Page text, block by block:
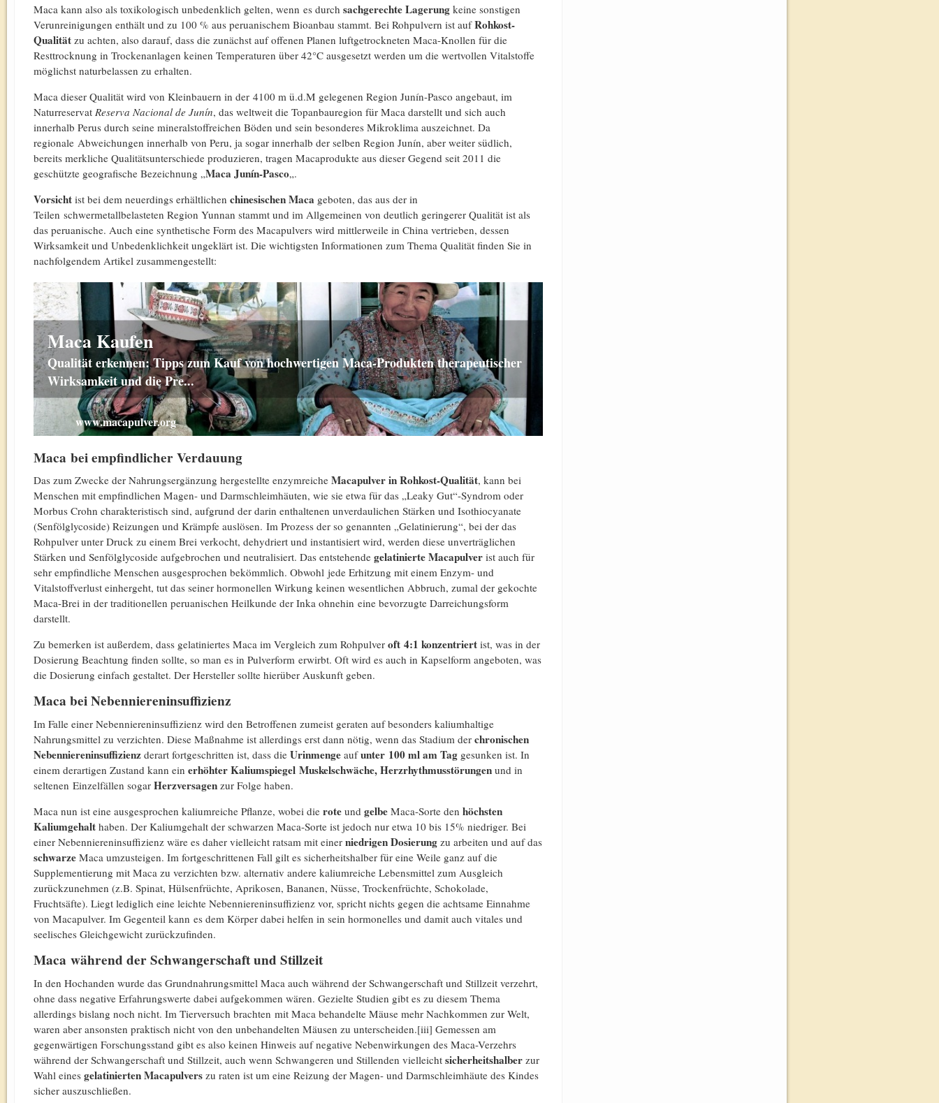
Maca kann also als toxikologisch unbedenklich gelten, wenn es durch sachgerechte Lagerung keine sonstigen
Verunreinigungen enthält und zu 100 % aus peruanischem Bioanbau stammt. Bei Rohpulvern ist aufRohkost-
Qualität zu achten, also darauf, dass die zunächst auf offenen Planen luftgetrockneten Maca-Knollen für die
Resttrocknung in Trockenanlagen keinen Temperaturen über 42°C ausgesetzt werden um die wertvollen Vitalstoffe
möglichst naturbelassen zu erhalten.
Maca dieser Qualität wird von Kleinbauern in der 4100 m ü.d.M gelegenen Region Junín-Pasco angebaut, im
Naturreservat Reserva Nacional de Junín, das weltweit die Topanbauregion für Maca darstellt und sich auch
innerhalb Perus durch seine mineralstoffreichen Böden und sein besonderes Mikroklima auszeichnet. Da
regionale Abweichungen innerhalb von Peru, ja sogar innerhalb der selben Region Junín, aber weiter südlich,
bereits merkliche Qualitätsunterschiede produzieren, tragen Macaprodukte aus dieser Gegend seit 2011 die
geschützte geografische Bezeichnung „Maca Junín-Pasco„.
Vorsicht ist bei dem neuerdings erhältlichen chinesischenMaca geboten, das aus der in
Teilen schwermetallbelasteten Region Yunnan stammt und im Allgemeinen von deutlich geringerer Qualität ist als
das peruanische. Auch eine synthetische Form des Macapulvers wird mittlerweile in China vertrieben, dessen
Wirksamkeit und Unbedenklichkeit ungeklärt ist. Die wichtigsten Informationen zum Thema Qualität finden Sie in
nachfolgendem Artikel zusammengestellt:
Maca Kaufen
Qualität erkennen: Tipps zum Kauf von hochwertigen Maca-Produkten therapeutischer
Wirksamkeit und die Pre...
www.macapulver.org
Maca bei empfindlicher Verdauung
Das zum Zwecke der Nahrungsergänzung hergestellte enzymreiche Macapulver in Rohkost-Qualität, kann bei
Menschen mit empfindlichen Magen- und Darmschleimhäuten, wie sie etwa für das „Leaky Gut“-Syndrom oder
Morbus Crohn charakteristisch sind, aufgrund der darin enthaltenen unverdaulichen Stärken und Isothiocyanate
(Senfölglycoside) Reizungen und Krämpfe auslösen. Im Prozess der so genannten „Gelatinierung“, bei der das
Rohpulver unter Druck zu einem Brei verkocht, dehydriert und instantisiert wird, werden diese unverträglichen
Stärken und Senfölglycoside aufgebrochen und neutralisiert. Das entstehende gelatinierte Macapulver ist auch für
sehr empfindliche Menschen ausgesprochen bekömmlich. Obwohl jede Erhitzung mit einem Enzym- und
Vitalstoffverlust einhergeht, tut das seiner hormonellen Wirkung keinen wesentlichen Abbruch, zumal der gekochte
Maca-Brei in der traditionellen peruanischen Heilkunde der Inka ohnehin eine bevorzugte Darreichungsform
darstellt.
Zu bemerken ist außerdem, dass gelatiniertes Maca im Vergleich zum Rohpulver oft 4:1 konzentriert ist, was in der
Dosierung Beachtung finden sollte, so man es in Pulverform erwirbt. Oft wird es auch in Kapselform angeboten, was
die Dosierung einfach gestaltet. Der Hersteller sollte hierüber Auskunft geben.
Maca bei Nebenniereninsuffizienz
Im Falle einer Nebenniereninsuffizienz wird den Betroffenen zumeist geraten auf besonders kaliumhaltige
Nahrungsmittel zu verzichten. Diese Maßnahme ist allerdings erst dann nötig, wenn das Stadium der chronischen
Nebenniereninsuffizienz derart fortgeschritten ist, dass die Urinmenge aufunter 100 ml am Tag gesunken ist. In
einem derartigen Zustand kann ein erhöhter Kaliumspiegel Muskelschwäche, Herzrhythmusstörungen und in
seltenen Einzelfällen sogar Herzversagen zur Folge haben.
Maca nun ist eine ausgesprochen kaliumreiche Pflanze, wobei die rote und gelbe Maca-Sorte den höchsten
Kaliumgehalt haben. Der Kaliumgehalt der schwarzen Maca-Sorte ist jedoch nur etwa 10 bis 15% niedriger. Bei
einer Nebenniereninsuffizienz wäre es daher vielleicht ratsam mit einer niedrigenDosierung zu arbeiten und auf das
schwarze Maca umzusteigen. Im fortgeschrittenen Fall gilt es sicherheitshalber für eine Weile ganz auf die
Supplementierung mit Maca zu verzichten bzw. alternativ andere kaliumreiche Lebensmittel zum Ausgleich
zurückzunehmen (z.B. Spinat, Hülsenfrüchte, Aprikosen, Bananen, Nüsse, Trockenfrüchte, Schokolade,
Fruchtsäfte). Liegt lediglich eine leichte Nebenniereninsuffizienz vor, spricht nichts gegen die achtsame Einnahme
von Macapulver. Im Gegenteil kann es dem Körper dabei helfen in sein hormonelles und damit auch vitales und
seelisches Gleichgewicht zurückzufinden.
Maca während der Schwangerschaft und Stillzeit
In den Hochanden wurde das Grundnahrungsmittel Maca auch während der Schwangerschaft und Stillzeit verzehrt,
ohne dass negative Erfahrungswerte dabei aufgekommen wären. Gezielte Studien gibt es zu diesem Thema
allerdings bislang noch nicht. Im Tierversuch brachten mit Maca behandelte Mäuse mehr Nachkommen zur Welt,
waren aber ansonsten praktisch nicht von den unbehandelten Mäusen zu unterscheiden.[iii] Gemessen am
gegenwärtigen Forschungsstand gibt es also keinen Hinweis auf negative Nebenwirkungen des Maca-Verzehrs
während der Schwangerschaft und Stillzeit, auch wenn Schwangeren und Stillenden vielleicht sicherheitshalber zur
Wahl eines gelatinierten Macapulvers zu raten ist um eine Reizung der Magen- und Darmschleimhäute des Kindes
sicher auszuschließen.